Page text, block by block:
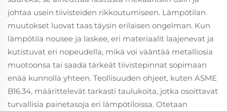
johtaa usein tiivisteiden rikkoutumiseen. Lämpötilan
muutokset luovat taas täysin erilaisen ongelman. Kun
lämpötila nousee ja laskee, eri materiaalit laajenevat ja
kutistuvat eri nopeudella, mikä voi vääntää metalliosia
muotoonsa tai saada tärkeät tiivistepinnat sopimaan
enää kunnolla yhteen. Teollisuuden ohjeet, kuten ASME
B16.34, määrittelevät tarkasti taulukoita, jotka osoittavat
turvallisia painetasoja eri lämpötiloissa. Otetaan